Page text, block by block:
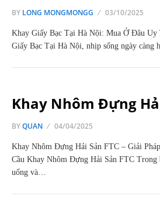
BY LONG MONGMONGG 03/10/2025
Khay Giấy Bạc Tại Hà Nội: Mua Ở Đâu
Giấy Bạc Tại Hà Nội, nhịp sống ngày càng
Khay Nhôm Đựng
BYQUAN 04/04/2025
Khay Nhôm Đựng Hải Sản FTC – Giải
Cầu Khay Nhôm Đựng Hải Sản FTC Trong
uống và…